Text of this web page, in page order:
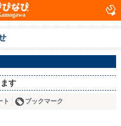
す
ト ブックマーク